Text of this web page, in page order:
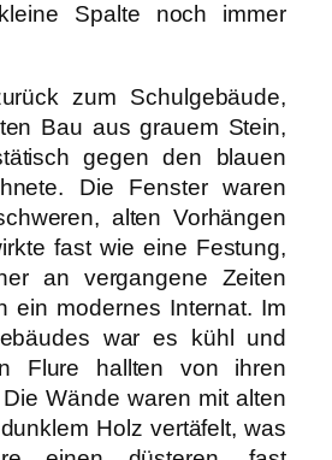
Spalte noch immer
zum Schulgebäude,
Bau aus grauem Stein,
gegen den blauen
Die Fenster waren
alten Vorhängen
fast wie eine Festung,
an vergangene Zeiten
ein modernes Internat. Im
war es kühl und
Flure hallten von ihren
Wände waren mit alten
Holz vertäfelt, was